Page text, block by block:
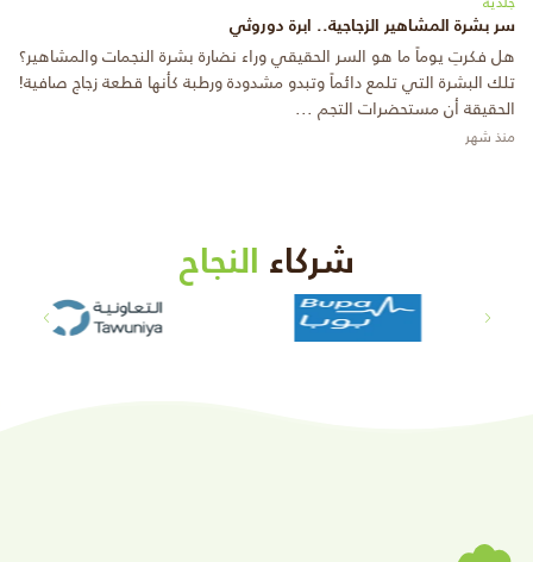
سر بشرة المشاهير الزجاجية.. ابرة دوروثي
هل فكرتِ يوماً ما هو السر الحقيقي وراء نضارة بشرة النجمات والمشاهير؟
تلك البشرة التي تلمع دائماً وتبدو مشدودة ورطبة كأنها قطعة زجاج صافية!
الحقيقة أن مستحضرات التجم ...
منذ شهر
شركاء النجاح